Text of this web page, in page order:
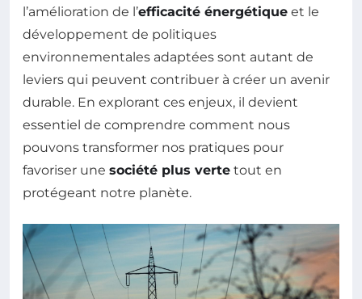
l’amélioration de l’efficacité énergétique et le
développement de politiques
environnementales adaptées sont autant de
leviers qui peuvent contribuer à créer un avenir
durable. En explorant ces enjeux, il devient
essentiel de comprendre comment nous
pouvons transformer nos pratiques pour
favoriser une société plus verte tout en
protégeant notre planète.